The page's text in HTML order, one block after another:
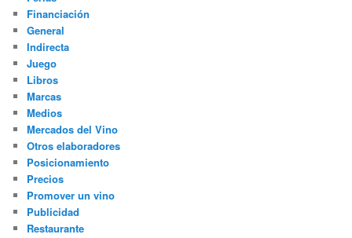
Financiación
General
Indirecta
Juego
Libros
Marcas
Medios
Mercados del Vino
Otros elaboradores
Posicionamiento
Precios
Promover un vino
Publicidad
Restaurante